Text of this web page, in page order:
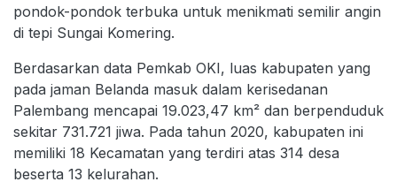
pondok-pondok terbuka untuk menikmati semilir angin
di tepi Sungai Komering.
Berdasarkan data Pemkab OKI, luas kabupaten yang
pada jaman Belanda masuk dalam kerisedanan
Palembang mencapai 19.023,47 km² dan berpenduduk
sekitar 731.721 jiwa. Pada tahun 2020, kabupaten ini
memiliki 18 Kecamatan yang terdiri atas 314 desa
beserta 13 kelurahan.